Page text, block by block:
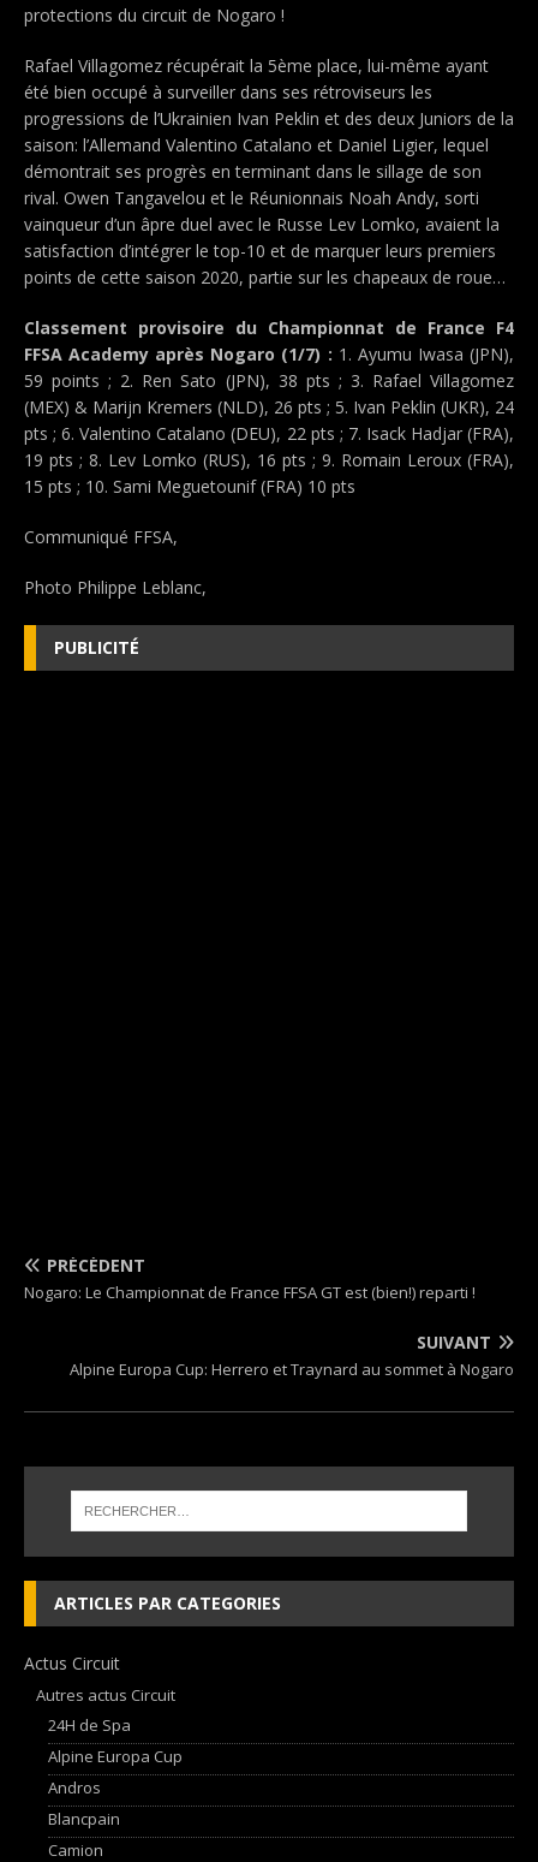
protections du circuit de Nogaro !
Rafael Villagomez récupérait la 5ème place, lui-même ayant
été bien occupé à surveiller dans ses rétroviseurs les
progressions de l’Ukrainien Ivan Peklin et des deux Juniors de la
saison: l’Allemand Valentino Catalano et Daniel Ligier, lequel
démontrait ses progrès en terminant dans le sillage de son
rival. Owen Tangavelou et le Réunionnais Noah Andy, sorti
vainqueur d’un âpre duel avec le Russe Lev Lomko, avaient la
satisfaction d’intégrer le top-10 et de marquer leurs premiers
points de cette saison 2020, partie sur les chapeaux de roue…
Classement provisoire du Championnat de France F4
FFSA Academy après Nogaro (1/7) : 1. Ayumu Iwasa (JPN),
59 points ; 2. Ren Sato (JPN), 38 pts ; 3. Rafael Villagomez
(MEX) & Marijn Kremers (NLD), 26 pts ; 5. Ivan Peklin (UKR), 24
pts ; 6. Valentino Catalano (DEU), 22 pts ; 7. Isack Hadjar (FRA),
19 pts ; 8. Lev Lomko (RUS), 16 pts ; 9. Romain Leroux (FRA),
15 pts ; 10. Sami Meguetounif (FRA) 10 pts
Communiqué FFSA,
Photo Philippe Leblanc,
PUBLICITÉ
PRÉCÉDENT
Nogaro: Le Championnat de France FFSA GT est (bien!) reparti !
SUIVANT
Alpine Europa Cup: Herrero et Traynard au sommet à Nogaro
ARTICLES PAR CATEGORIES
Actus Circuit
Autres actus Circuit
24H de Spa
Alpine Europa Cup
Andros
Blancpain
Camion